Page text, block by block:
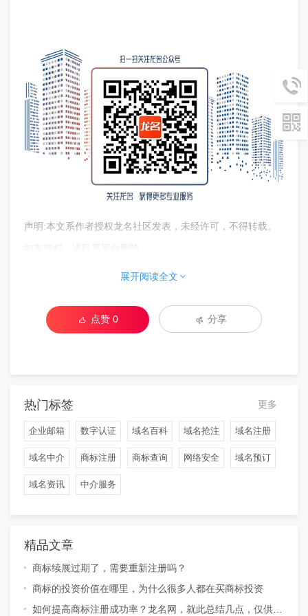
声明:本文系作者授权龙名社区发表，未经许可，不得转载。
如有侵权，请联系平台删除。
展开阅读全文
点赞 0 分享
热门标签 更多
企业邮箱 数字认证 域名百科 域名抢注 域名注册
域名中介 商标注册 商标查询 网络安全 域名预订
域名资讯 中介服务
精品文章
商标续展过期了，需要重新注册吗？
商标的投资价值在哪里，为什么很多人都在买商标投资
如何提高商标注册成功率？龙名网，就此总结几点，仅供参